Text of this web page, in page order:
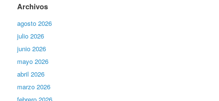
Archivos
agosto 2026
julio 2026
junio 2026
mayo 2026
abril 2026
marzo 2026